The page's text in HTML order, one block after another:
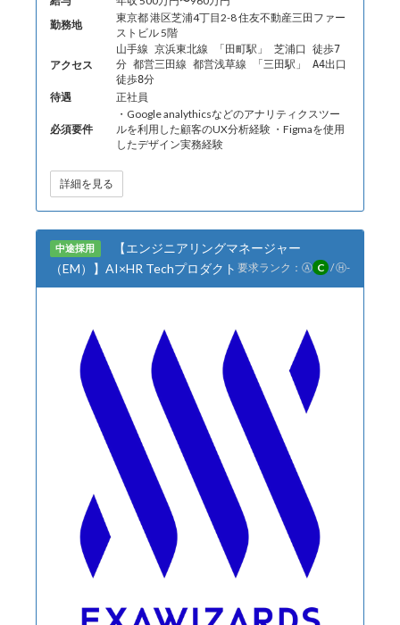
勤務地
東京都 港区芝浦4丁目2-8 住友不動産三田ファー
ストビル 5階
アクセス
山手線 京浜東北線 「田町駅」 芝浦口 徒歩7
分 都営三田線 都営浅草線 「三田駅」 A4出口
徒歩8分
待遇 正社員
必須要件
・Google analythicsなどのアナリティクスツー
ルを利用した顧客のUX分析経験 ・Figmaを使用
したデザイン実務経験
詳細を見る
中途採用
【エンジニアリングマネージャー
（EM）】AI×HR Techプロダクト 要求ランク： Ⓐ C /Ⓗ-